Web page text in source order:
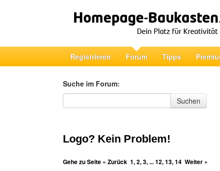
Registrieren Forum Tipps
Suche im Forum:
Suche im Forum
Suchen
Logo? Kein Problem!
Gehe zu Seite « Zurück 1,2,3, ...12,13,14 Weiter »